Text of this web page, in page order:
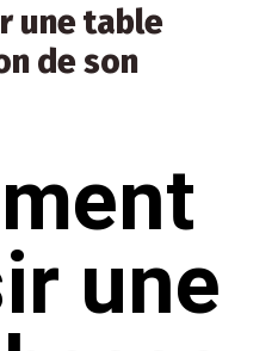
une table
de son
une